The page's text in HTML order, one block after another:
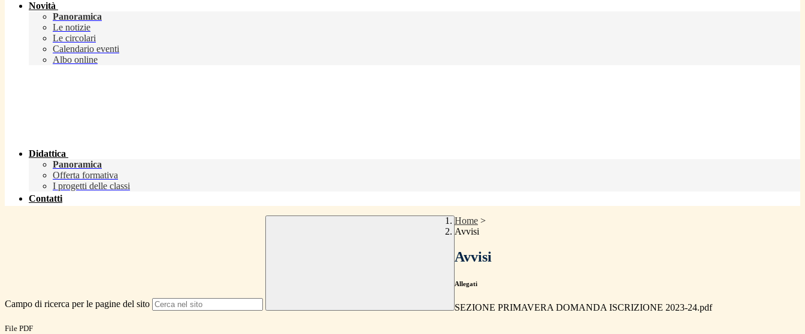
Novità
Panoramica
Le notizie
Le circolari
Calendario eventi
Albo online
Didattica
Panoramica
Offerta formativa
I progetti delle classi
Contatti
Campo di ricerca per le pagine del sito
Home >
Avvisi
Avvisi
Allegati
SEZIONE PRIMAVERA DOMANDA ISCRIZIONE 2023-24.pdf
File PDF